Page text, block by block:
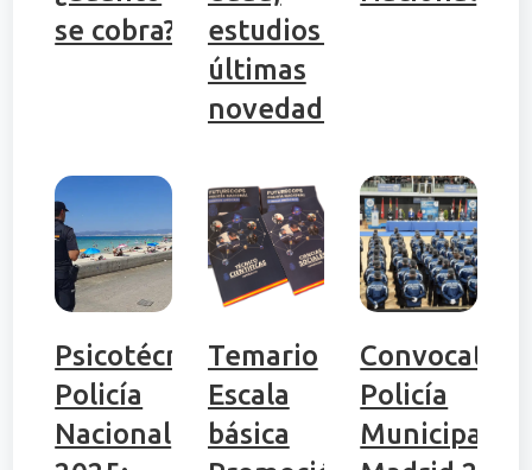
se cobra?
estudios y
últimas
novedades
Psicotécnicos
Policía
Nacional
Temario
Escala
básica
Policía
Municipal de